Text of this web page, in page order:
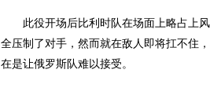
此役开场后比利时队在场面上略占上风
全压制了对手，然而就在敌人即将扛不住
在是让俄罗斯队难以接受。